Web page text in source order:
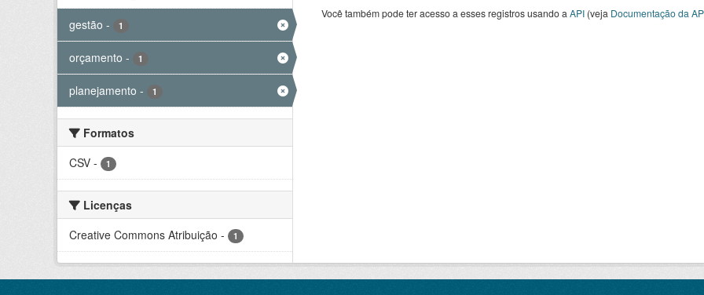
gestão - 1
orçamento - 1
planejamento - 1
Formatos
CSV - 1
Licenças
Creative Commons Atribuição - 1
Você também pode ter acesso a esses registros usando a API(veja Documentação da